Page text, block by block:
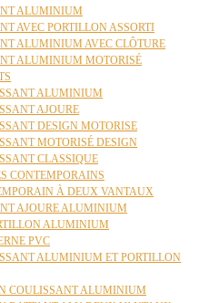
ALUMINIUM
AVEC PORTILLON ASSORTI
ALUMINIUM AVEC CLÔTURE
ALUMINIUM MOTORISÉ
ALUMINIUM
AJOURE
DESIGN MOTORISE
MOTORISÉ DESIGN
CLASSIQUE
CONTEMPORAINS
À DEUX VANTAUX
AJOURE ALUMINIUM
ALUMINIUM
PVC
ALUMINIUM ET PORTILLON
COULISSANT ALUMINIUM